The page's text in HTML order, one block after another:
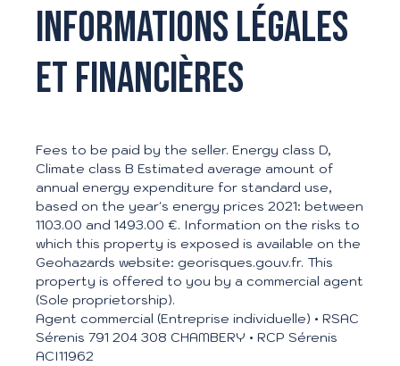
Informations légales
et financières
Fees to be paid by the seller. Energy class D,
Climate class B Estimated average amount of
annual energy expenditure for standard use,
based on the year's energy prices 2021: between
1103.00 and 1493.00 €. Information on the risks to
which this property is exposed is available on the
Geohazards website: georisques.gouv.fr. This
property is offered to you by a commercial agent
(Sole proprietorship).
Agent commercial (Entreprise individuelle) • RSAC
Sérenis 791 204 308 CHAMBERY • RCP Sérenis
ACI11962